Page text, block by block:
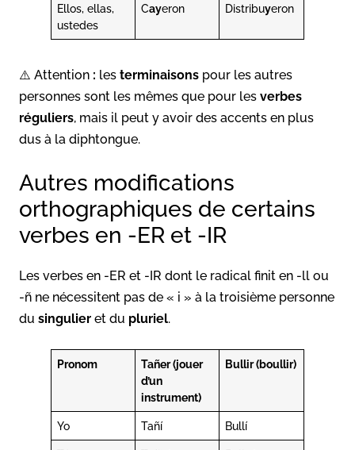
Ellos, ellas,
ustedes
Cayeron Distribuyeron
⚠️ Attention : les terminaisons pour les autres
personnes sont les mêmes que pour les verbes
réguliers, mais il peut y avoir des accents en plus
dus à la diphtongue.
Autres modifications
orthographiques de certains
verbes en -ER et -IR
Les verbes en -ER et -IR dont le radical finit en -ll ou
-ñ ne nécessitent pas de « i » à la troisième personne
du singulier et du pluriel.
Pronom
Tañer (jouer
d’un
instrument)
Bullir (boullir)
Yo Tañí Bullí